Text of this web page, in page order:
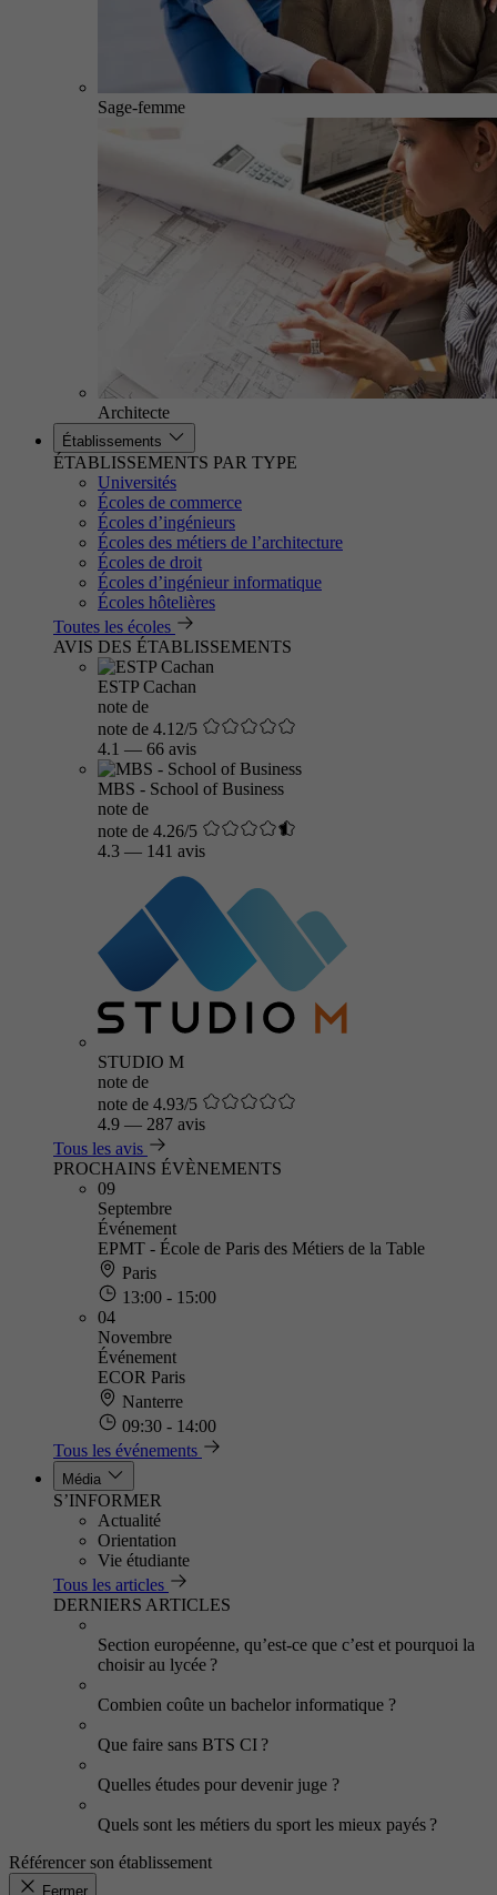
Sage-femme
Architecte
Établissements
ÉTABLISSEMENTS PAR TYPE
Universités
Écoles de commerce
Écoles d’ingénieurs
Écoles des métiers de l’architecture
Écoles de droit
Écoles d’ingénieur informatique
Écoles hôtelières
Toutes les écoles
AVIS DES ÉTABLISSEMENTS
ESTP Cachan
note de
note de 4.12/5
4.1 — 66 avis
MBS - School of Business
note de
note de 4.26/5
4.3 — 141 avis
STUDIO M
note de
note de 4.93/5
4.9 — 287 avis
Tous les avis
PROCHAINS ÉVÈNEMENTS
09
Septembre
Événement
EPMT - École de Paris des Métiers de la Table
Paris
13:00 - 15:00
04
Novembre
Événement
ECOR Paris
Nanterre
09:30 - 14:00
Tous les événements
Média
S’INFORMER
Actualité
Orientation
Vie étudiante
Tous les articles
DERNIERS ARTICLES
Section européenne, qu’est-ce que c’est et pourquoi la
choisir au lycée ?
Combien coûte un bachelor informatique ?
Que faire sans BTS CI ?
Quelles études pour devenir juge ?
Quels sont les métiers du sport les mieux payés ?
Référencer son établissement
Fermer